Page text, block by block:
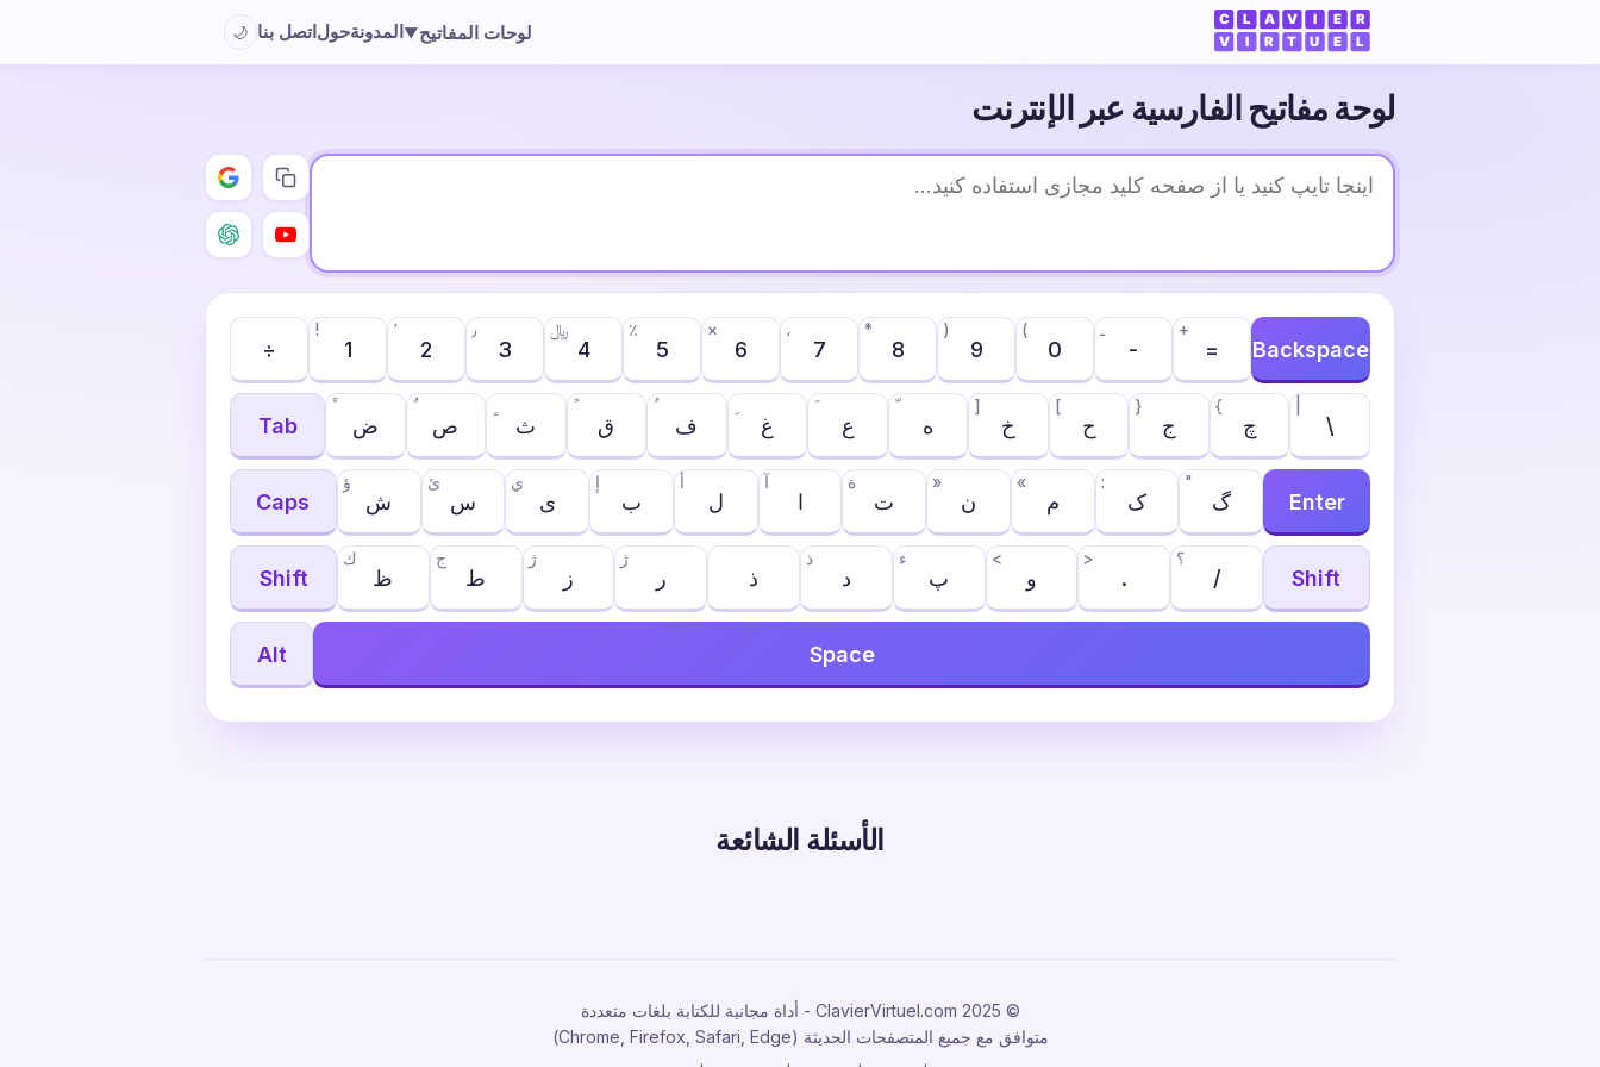
لوحات المفاتيح▼المدونةحولاتصل بنا 🌙
لوحة مفاتيح الفارسية عبر الإنترنت
÷ 1
!
2
٬
3
٫
4
﷼
5
٪
6
×
7
،
8
*
9
)
0
(
-
ـ
=
+
Backspace
Tab ض ص ث ق ف غ ع ه خ
]
ح
[
ج
}
چ
{
\
Caps ش
ؤ
س
ئ
ی
ي
ب
إ
ل
أ
ا
آ
ت
ة
ن
»
م
«
ک
:
گ
"
Enter
Shift ظ
ك
ط
ج
ز
ژ
ر
ژ
ذ د
ذ
پ
ء
و
<
.
>
/
؟
Shift
Alt Space
الأسئلة الشائعة
© 2025 ClavierVirtuel.com - أداة مجانية للكتابة بلغات متعددة
متوافق مع جميع المتصفحات الحديثة (Chrome, Firefox, Safari, Edge)